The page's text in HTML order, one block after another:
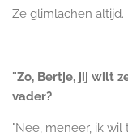
Ze glimlachen altijd.
"Zo, Bertje, jij wilt
vader?
"Nee, meneer, ik wil